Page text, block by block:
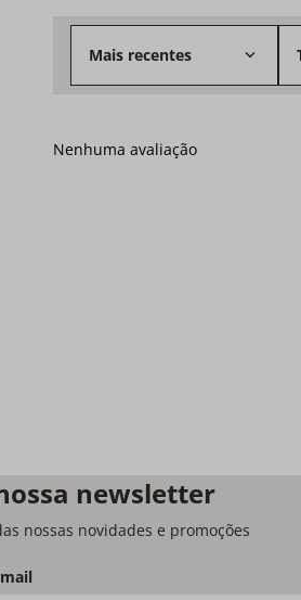
Mais recentes
Nenhuma avaliação
newsletter
nossas novidades e promoções